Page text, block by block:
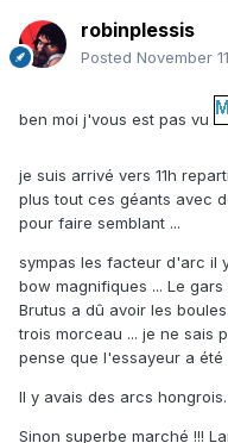
robinplessis
Posted November
ben moi j'vous est pas vu
je suis arrivé vers 11h
plus tout ces géants avec
pour faire semblant ...
sympas les facteur d'arc il
bow magnifiques ... Le
Brutus a dû avoir les
trois morceau ... je ne sais
pense que l'essayeur a été
Il y avais des arcs hongrois.
Sinon superbe marché !!!